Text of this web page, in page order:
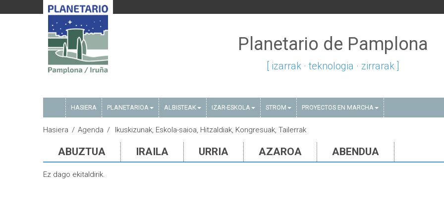
Planetario de Pamplona
[ izarrak · teknologia · zirrarak ]
HASIERA PLANETARIOA ALBISTEAK IZAR-ESKOLA STROM PROYECTOS EN MARCHA
Hasiera Agenda Ikuskizunak, Eskola-saioa, Hitzaldiak, Kongresuak, Tailerrak
ABUZTUA IRAILA URRIA AZAROA ABENDUA
Ez dago ekitaldirik.